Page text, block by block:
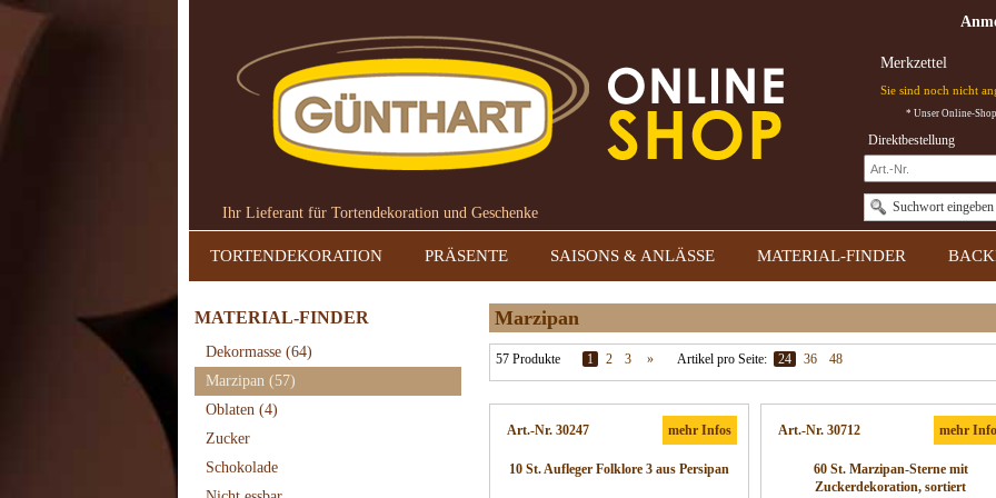
Ihr Lieferant für Tortendekoration und Geschenke
Merkzettel
Sie sind noch nicht
* Unser Online-
Suchwort eingeben
Direktbestellung
TORTENDEKORATION PRÄSENTE SAISONS & ANLÄSSE MATERIAL-FINDER
MATERIAL-FINDER
Dekormasse (64)
Marzipan (57)
Oblaten (4)
Zucker
Schokolade
Marzipan
57 Produkte 1 2 3 » Artikel pro Seite: 24 36 48
Art.-Nr. 30247 mehr Infos
10 St. Aufleger Folklore 3 aus Persipan
Art.-Nr. 30712 mehr
60 St. Marzipan-Sterne mit
Zuckerdekoration, sortiert